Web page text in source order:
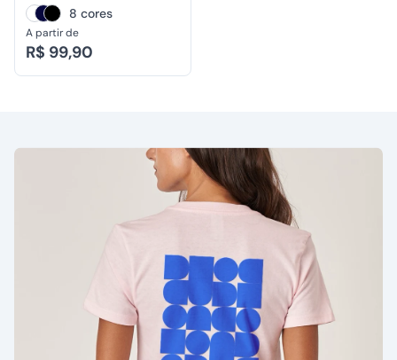
8 cores
A partir de
R$ 99,90